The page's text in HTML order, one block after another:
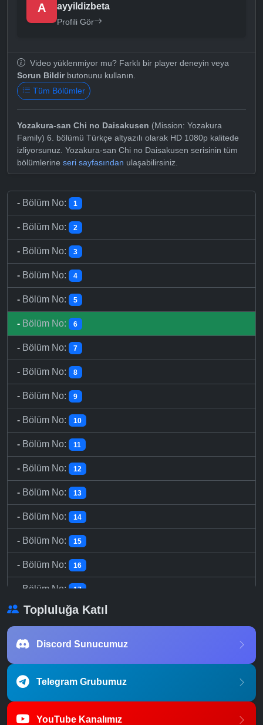
A ayyildizbeta
Profili Gör
Video yüklenmiyor mu? Farklı bir player deneyin veya
Sorun Bildirbutonunu kullanın.
Tüm Bölümler
Yozakura-san Chi no Daisakusen (Mission: Yozakura
Family) 6. bölümü Türkçe altyazılı olarak HD 1080p kalitede
izliyorsunuz. Yozakura-san Chi no Daisakusen serisinin tüm
bölümlerine seri sayfasından ulaşabilirsiniz.
- Bölüm No: 1
- Bölüm No: 2
- Bölüm No: 3
- Bölüm No: 4
- Bölüm No: 5
- Bölüm No: 6
- Bölüm No: 7
- Bölüm No: 8
- Bölüm No: 9
- Bölüm No: 10
- Bölüm No: 11
- Bölüm No: 12
- Bölüm No: 13
- Bölüm No: 14
- Bölüm No: 15
- Bölüm No: 16
Bölüm No: 17
- Bölüm No: 18
- Bölüm No:
-Bölüm No: 21
Topluluğa Katıl
Discord Sunucumuz
Telegram Grubumuz
YouTube Kanalımız